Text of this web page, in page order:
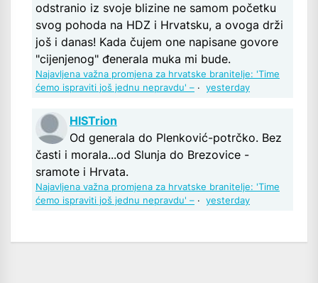
odstranio iz svoje blizine ne samom početku
svog pohoda na HDZ i Hrvatsku, a ovoga drži
još i danas! Kada čujem one napisane govore
"cijenjenog" đenerala muka mi bude.
Najavljena važna promjena za hrvatske branitelje: 'Time
ćemo ispraviti još jednu nepravdu' – · yesterday
HISTrion
Od generala do Plenković-potrčko. Bez
časti i morala...od Slunja do Brezovice -
sramote i Hrvata.
Najavljena važna promjena za hrvatske branitelje: 'Time
ćemo ispraviti još jednu nepravdu' – · yesterday